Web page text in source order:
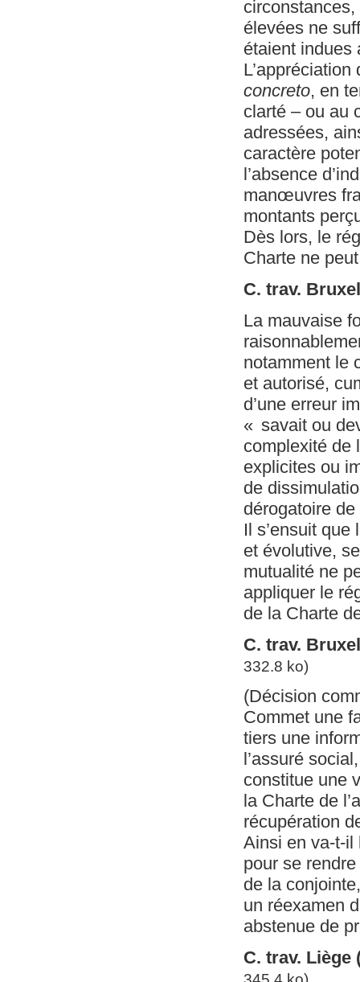
élevées ne
étaient indues
concreto, en
clarté – ou au
adressées,
caractère
l’absence
manœuvres
montants
Dès lors, le
Charte ne
C. trav.
La mauvaise
notamment le
et autorisé,
d’une erreur
« savait ou
complexité de
explicites ou
de
dérogatoire
Il s’ensuit
et évolutive,
mutualité ne
appliquer le
de la Charte
C. trav.
332.8 ko)
(Décision
Commet une
tiers une
l’assuré
constitue une
la Charte de
récupération
Ainsi en va-t-il
pour se
de la
un réexamen
abstenue de
C. trav. Liège